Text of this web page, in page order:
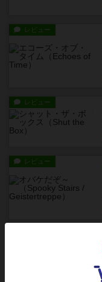
レビュー
レビュー
レビュー